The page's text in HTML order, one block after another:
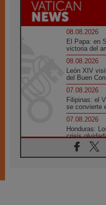
08.08.2026
El Papa: en
victoria del
08.08.2026
León XIV
del Buen
07.08.2026
Filipinas: el
se convierte
07.08.2026
Honduras:
crisis
07.08.2026
Bokalic: "En